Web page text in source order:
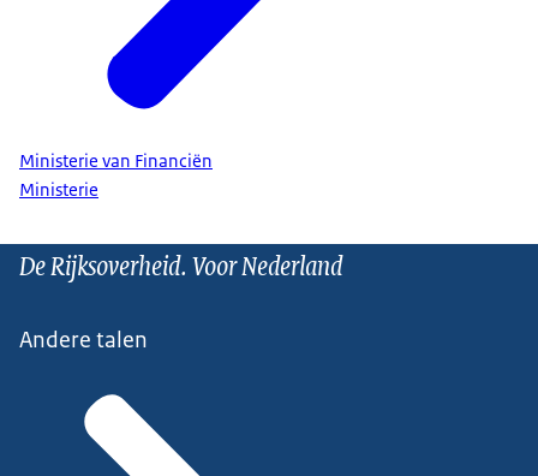
Ministerie van Financiën
Ministerie
De Rijksoverheid. Voor Nederland
Andere talen